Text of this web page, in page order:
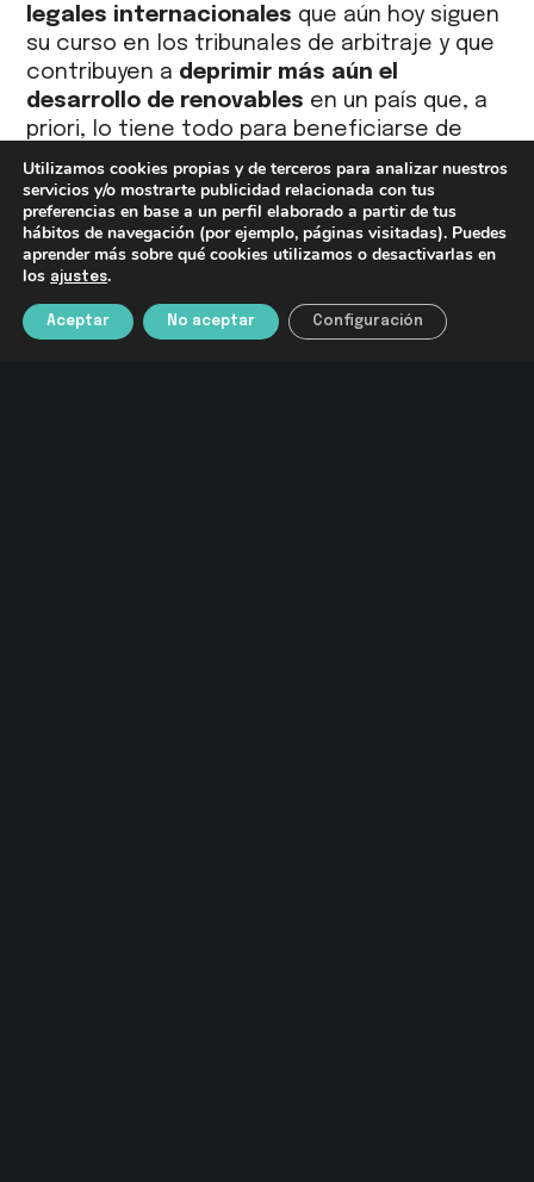
legales internacionales que aún hoy siguen
su curso en los tribunales de arbitraje y que
contribuyen a deprimir más aún el
desarrollo de renovables en un país que, a
priori, lo tiene todo para beneficiarse de
tecnologías como la solar.
Puede leer el artículo original publicado en
Libre Mercado por Diego Sánchez de la Cruz,
director de Foro Regulación Inteligente, en
Utilizamos cookies propias y de terceros para analizar nuestros
servicios y/o mostrarte publicidad relacionada con tus
preferencias en base a un perfil elaborado a partir de tus
hábitos de navegación (por ejemplo, páginas visitadas). Puedes
aprender más sobre qué cookies utilizamos o desactivarlas en
los ajustes.
Aceptar No aceptar Configuración